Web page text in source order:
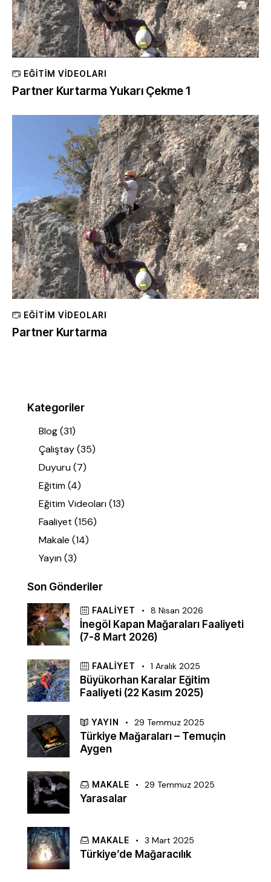
EĞITIM VIDEOLARI
Partner Kurtarma Yukarı Çekme 1
EĞITIM VIDEOLARI
Partner Kurtarma
Kategoriler
Blog(31)
Çalıştay(35)
Duyuru(7)
Eğitim(4)
Eğitim Videoları(13)
Faaliyet (156)
Makale (14)
Yayın(3)
Son Gönderiler
FAALIYET 8 Nisan 2026
İnegöl Kapan Mağaraları Faaliyeti
(7-8 Mart 2026)
FAALIYET 1 Aralık 2025
Büyükorhan Karalar Eğitim
Faaliyeti (22 Kasım 2025)
YAYIN 29 Temmuz 2025
Türkiye Mağaraları – Temuçin
Aygen
MAKALE 29 Temmuz 2025
Yarasalar
MAKALE 3 Mart 2025
Türkiye’de Mağaracılık